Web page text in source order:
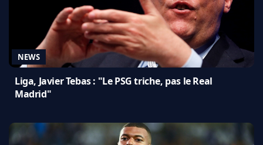
NEWS
Liga, Javier Tebas : "Le PSG triche, pas le Real
Madrid"